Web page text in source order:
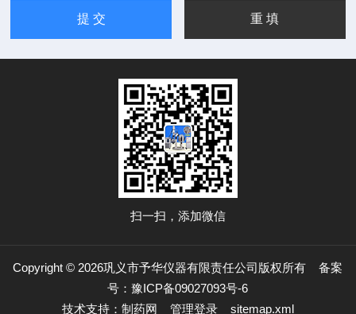
扫一扫，添加微信
Copyright © 2026巩义市予华仪器有限责任公司版权所有备案
号：豫ICP备09027093号-6
技术支持： 制药网 管理登录 sitemap.xml